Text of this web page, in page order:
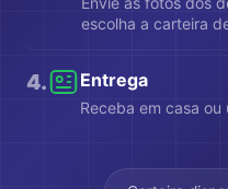
escolha a carteira
4. Entrega
Receba em casa